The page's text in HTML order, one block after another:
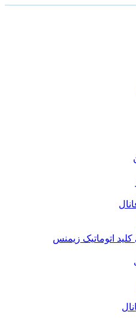
اتوماتیک زیمنس